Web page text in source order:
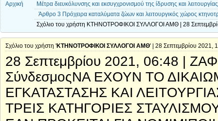
Αρχική
Μέτρα διευκόλυνσης και εκσυγχρονισμού της ίδρυσης και
Άρθρο 3 Πρόχειρα καταλύματα ζώων και λειτουργικός χώρος
Σχόλιο του χρήστη ΚΤΗΝΟΤΡΟΦΙΚΟΙ ΣΥΛΛΟΓΟΙ ΑΜΘ | 28
Σχόλιο του χρήστη 'ΚΤΗΝΟΤΡΟΦΙΚΟΙ ΣΥΛΛΟΓΟΙ ΑΜΘ' | 28 Σεπτεμβρίου 2021,
28 Σεπτεμβρίου 2021, 06:48 |
ΣύνδεσμοςΝΑ ΕΧΟΥΝ ΤΟ
ΕΓΚΑΤΑΣΤΑΣΗΣ ΚΑΙ
ΤΡΕΙΣ ΚΑΤΗΓΟΡΙΕΣ